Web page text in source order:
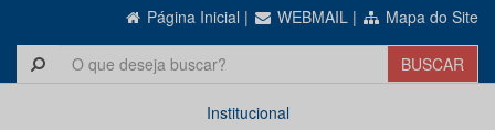
Página Inicial | WEBMAIL | Mapa do Site
Institucional